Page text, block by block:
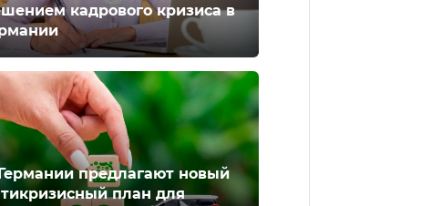
кадрового кризиса в
предлагают новый
план для